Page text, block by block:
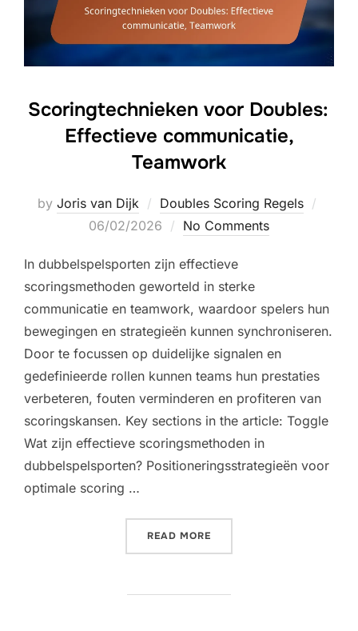
Scoringtechnieken voor Doubles:
Effectieve communicatie,
Teamwork
by Joris van Dijk Doubles Scoring Regels
06/02/2026 No Comments
In dubbelspelsporten zijn effectieve
scoringsmethoden geworteld in sterke
communicatie en teamwork, waardoor spelers hun
bewegingen en strategieën kunnen synchroniseren.
Door te focussen op duidelijke signalen en
gedefinieerde rollen kunnen teams hun prestaties
verbeteren, fouten verminderen en profiteren van
scoringskansen. Key sections in the article: Toggle
Wat zijn effectieve scoringsmethoden in
dubbelspelsporten? Positioneringsstrategieën voor
optimale scoring …
READ MORE